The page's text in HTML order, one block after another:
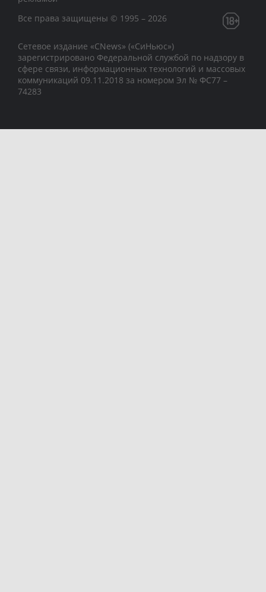
Все права защищены © 1995 – 2026
Сетевое издание «CNews» («СиНьюс»)
зарегистрировано Федеральной службой по надзору в
сфере связи, информационных технологий и массовых
коммуникаций 09.11.2018 за номером Эл № ФС77 –
74283